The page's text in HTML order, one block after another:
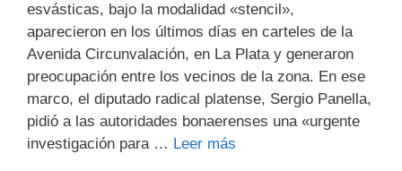
esvásticas, bajo la modalidad «stencil»,
aparecieron en los últimos días en carteles de la
Avenida Circunvalación, en La Plata y generaron
preocupación entre los vecinos de la zona. En ese
marco, el diputado radical platense, Sergio Panella,
pidió a las autoridades bonaerenses una «urgente
investigación para … Leer más